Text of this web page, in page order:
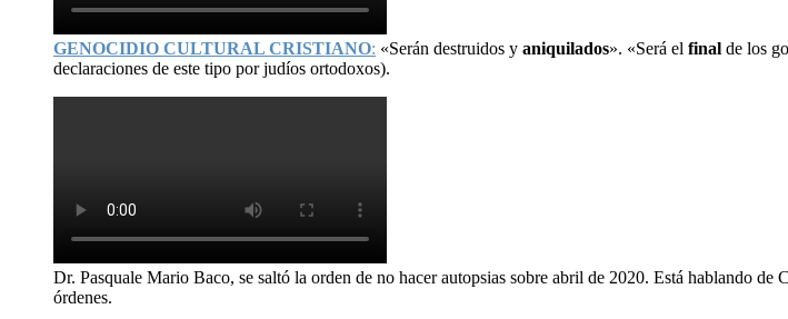
GENOCIDIO CULTURAL CRISTIANO: «Serán destruidos y aniquilados». «Será el final de los
declaraciones de este tipo por judíos ortodoxos).
Dr. Pasquale Mario Baco, se saltó la orden de no hacer autopsias sobre abril de 2020. Está hablando
órdenes.